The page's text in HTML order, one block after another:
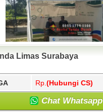
Limas Surabaya
Rp. (Hubungi CS)
Chat Whatsapp